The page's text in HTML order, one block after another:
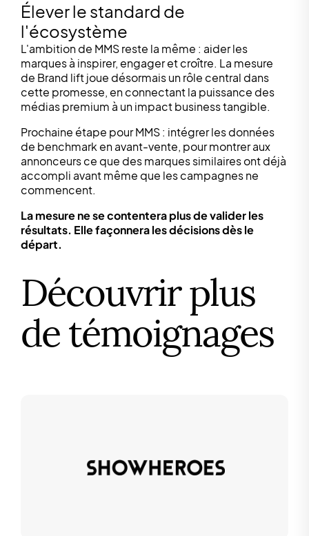
Élever le standard de
l'écosystème
L'ambition de MMS reste la même : aider les
marques à inspirer, engager et croître. La mesure
de Brand lift joue désormais un rôle central dans
cette promesse, en connectant la puissance des
médias premium à un impact business tangible.
Prochaine étape pour MMS : intégrer les données
de benchmark en avant-vente, pour montrer aux
annonceurs ce que des marques similaires ont déjà
accompli avant même que les campagnes ne
commencent.
La mesure ne se contentera plus de valider les
résultats. Elle façonnera les décisions dès le
départ.
Découvrir plus
de témoignages